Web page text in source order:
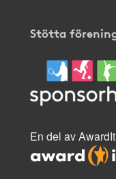
Stötta
En del av AwardIt